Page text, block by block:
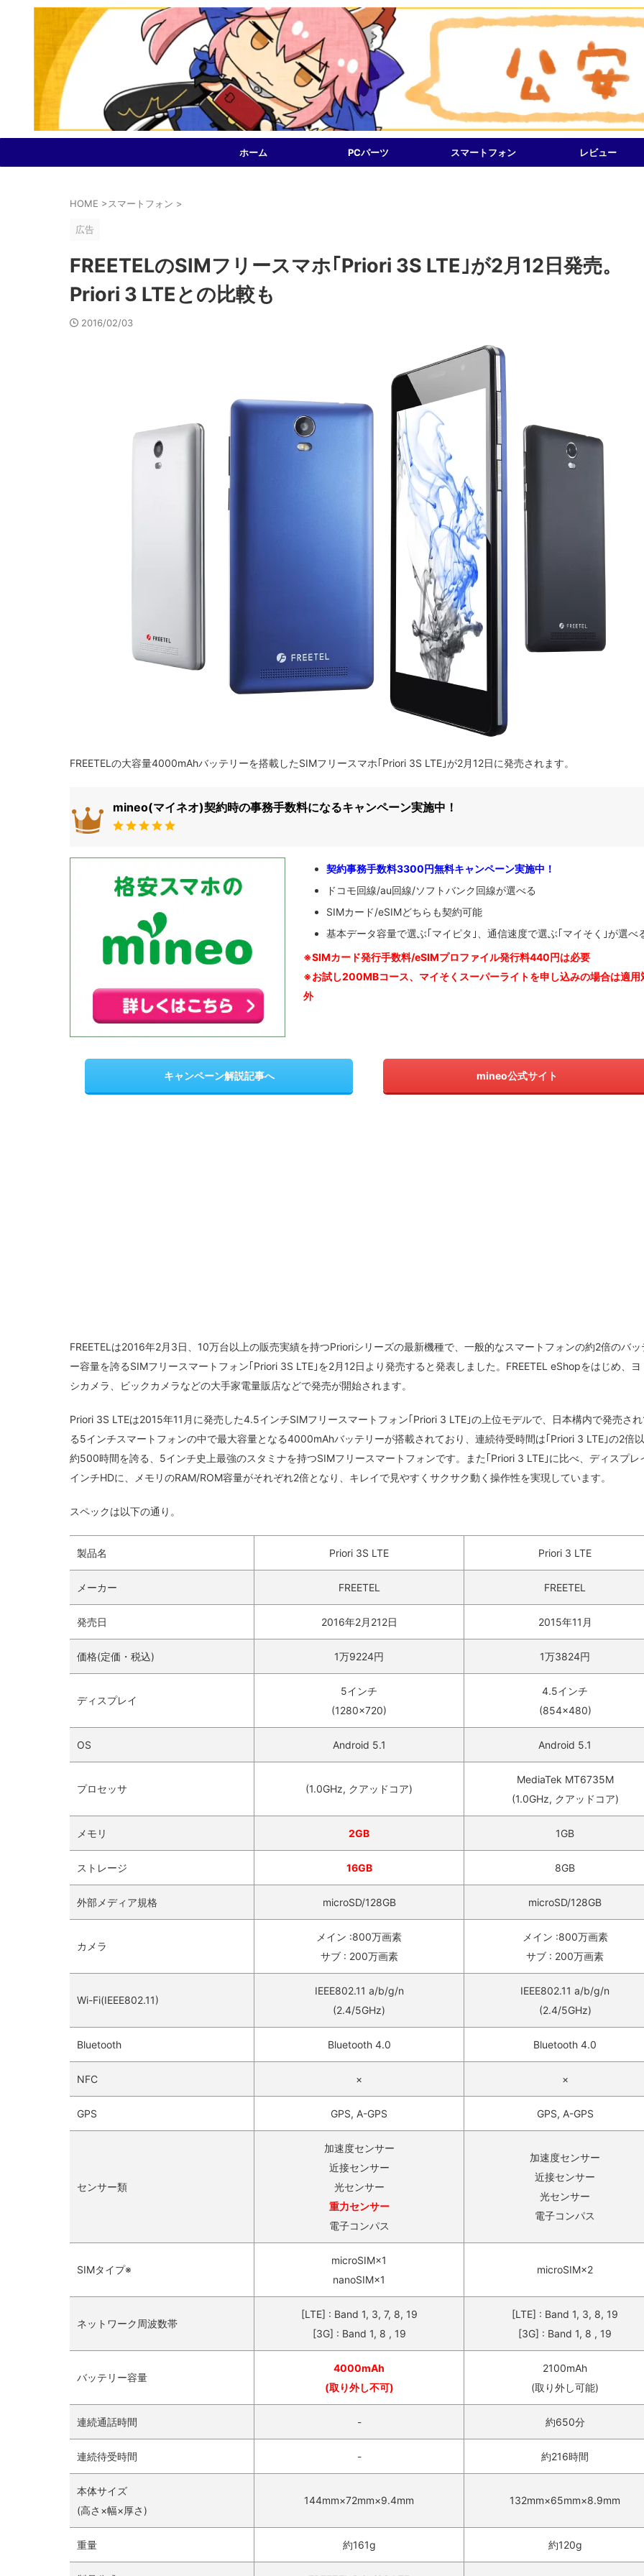
ホーム PCパーツ スマートフォン レビュー
HOME >スマートフォン >
広告
FREETELのSIMフリースマホ｢Priori 3S LTE｣が2月12日発売。
Priori 3 LTEとの比較も
2016/02/03
FREETELの大容量4000mAhバッテリーを搭載したSIMフリースマホ｢Priori 3S LTE｣が2月12日に発売されます。
mineo(マイネオ)契約時の事務手数料になるキャンペーン実施中！
契約事務手数料3300円無料キャンペーン実施中！
ドコモ回線/au回線/ソフトバンク回線が選べる
SIMカード/eSIMどちらも契約可能
基本データ容量で選ぶ｢マイピタ｣、通信速度で選ぶ｢マイそく｣が選べ
※SIMカード発行手数料/eSIMプロファイル発行料440円は必要
※お試し200MBコース、マイそくスーパーライトを申し込みの場合は適用
外
キャンペーン解説記事へ mineo公式サイト
FREETELは2016年2月3日、10万台以上の販売実績を持つPrioriシリーズの最新機種で、一般的なスマートフォンの約2倍のバッ
ー容量を誇るSIMフリースマートフォン｢Priori 3S LTE｣を2月12日より発売すると発表しました。FREETEL eShopをはじめ、ヨ
シカメラ、ビックカメラなどの大手家電量販店などで発売が開始されます。
Priori 3S LTEは2015年11月に発売した4.5インチSIMフリースマートフォン｢Priori 3 LTE｣の上位モデルで、日本構内で発売さ
る5インチスマートフォンの中で最大容量となる4000mAhバッテリーが搭載されており、連続待受時間は｢Priori 3 LTE｣の2倍
約500時間を誇る、5インチ史上最強のスタミナを持つSIMフリースマートフォンです。また｢Priori 3 LTE｣に比べ、ディスプレ
インチHDに、メモリのRAM/ROM容量がそれぞれ2倍となり、キレイで見やすくサクサク動く操作性を実現しています。
スペックは以下の通り。
製品名 Priori 3S LTE Priori 3 LTE
メーカー FREETEL FREETEL
発売日 2016年2月212日 2015年11月
価格(定価・税込) 1万9224円 1万3824円
ディスプレイ
5インチ
(1280×720)
4.5インチ
(854×480)
OS Android 5.1 Android 5.1
プロセッサ (1.0GHz, クアッドコア)
MediaTek MT6735M
(1.0GHz, クアッドコア)
メモリ 2GB 1GB
ストレージ 16GB 8GB
外部メディア規格 microSD/128GB microSD/128GB
カメラ
メイン :800万画素
サブ : 200万画素
メイン :800万画素
サブ : 200万画素
Wi-Fi(IEEE802.11)
IEEE802.11 a/b/g/n
(2.4/5GHz)
IEEE802.11 a/b/g/n
(2.4/5GHz)
Bluetooth Bluetooth 4.0 Bluetooth 4.0
NFC × ×
GPS GPS, A-GPS GPS, A-GPS
センサー類
加速度センサー
近接センサー
光センサー
重力センサー
電子コンパス
加速度センサー
近接センサー
光センサー
電子コンパス
SIMタイプ※
microSIM×1
nanoSIM×1
microSIM×2
ネットワーク周波数帯
[LTE] : Band 1, 3, 7, 8, 19
[3G] : Band 1, 8 , 19
[LTE] : Band 1, 3, 8, 19
[3G] : Band 1, 8 , 19
バッテリー容量
4000mAh
(取り外し不可)
2100mAh
(取り外し可能)
連続通話時間 - 約650分
連続待受時間 - 約216時間
本体サイズ
(高さ×幅×厚さ)
144mm×72mm×9.4mm 132mm×65mm×8.9mm
重量 約161g 約120g